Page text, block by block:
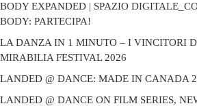
BODY EXPANDED | SPAZIO
BODY: PARTECIPA!
LA DANZA IN 1 MINUTO – I VINCITORI
MIRABILIA FESTIVAL 2026
LANDED @ DANCE: MADE IN CANADA
LANDED @ DANCE ON FILM SERIES,